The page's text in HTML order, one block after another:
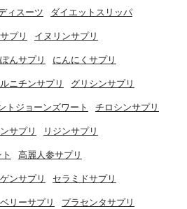
ィスーツ ダイエットスリッパ
プリ イヌリンサプリ
んサプリ にんにくサプリ
ニチンサプリ グリシンサプリ
トジョーンズワート チロシンサプリ
サプリ リジンサプリ
高麗人参サプリ
ンサプリ セラミドサプリ
リーサプリ プラセンタサプリ